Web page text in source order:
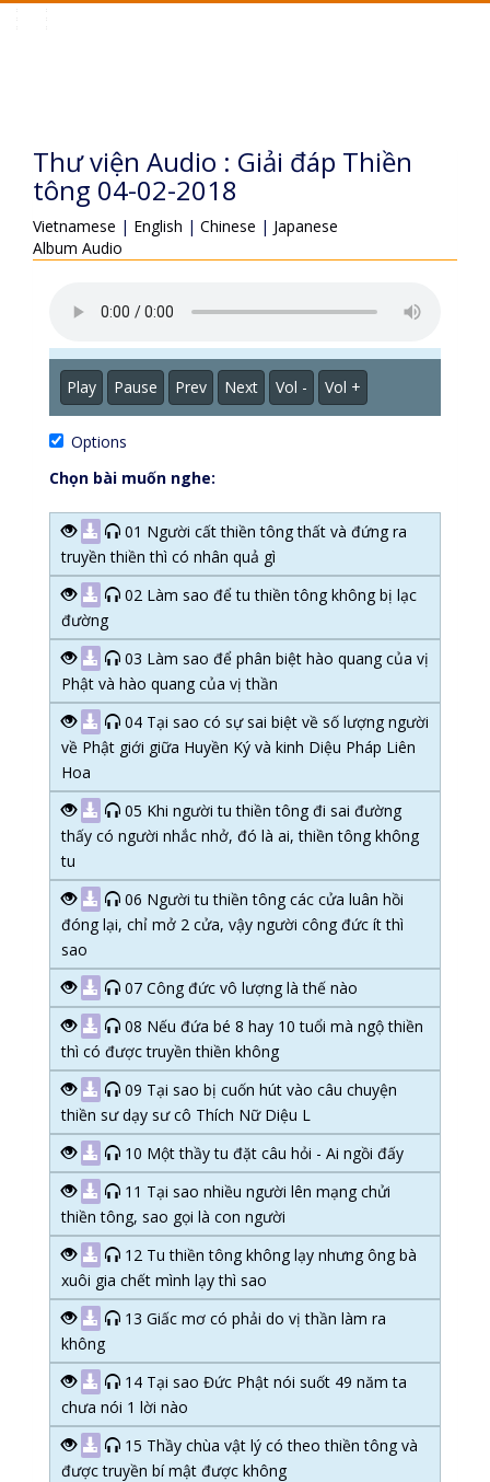
Thư viện Audio : Giải đáp Thiền
tông 04-02-2018
Vietnamese | English | Chinese | Japanese
Album Audio
Play Pause Prev Next Vol - Vol +
Options
Chọn bài muốn nghe:
01 Người cất thiền tông thất và đứng ra
truyền thiền thì có nhân quả gì
02 Làm sao để tu thiền tông không bị lạc
đường
03 Làm sao để phân biệt hào quang của vị
Phật và hào quang của vị thần
04 Tại sao có sự sai biệt về số lượng người
về Phật giới giữa Huyền Ký và kinh Diệu Pháp Liên
Hoa
05 Khi người tu thiền tông đi sai đường
thấy có người nhắc nhở, đó là ai, thiền tông không
tu
06 Người tu thiền tông các cửa luân hồi
đóng lại, chỉ mở 2 cửa, vậy người công đức ít thì
sao
07 Công đức vô lượng là thế nào
08 Nếu đứa bé 8 hay 10 tuổi mà ngộ thiền
thì có được truyền thiền không
09 Tại sao bị cuốn hút vào câu chuyện
thiền sư dạy sư cô Thích Nữ Diệu L
10 Một thầy tu đặt câu hỏi - Ai ngồi đấy
11 Tại sao nhiều người lên mạng chửi
thiền tông, sao gọi là con người
12 Tu thiền tông không lạy nhưng ông bà
xuôi gia chết mình lạy thì sao
13 Giấc mơ có phải do vị thần làm ra
không
14 Tại sao Đức Phật nói suốt 49 năm ta
chưa nói 1 lời nào
15 Thầy chùa vật lý có theo thiền tông và
được truyền bí mật được không